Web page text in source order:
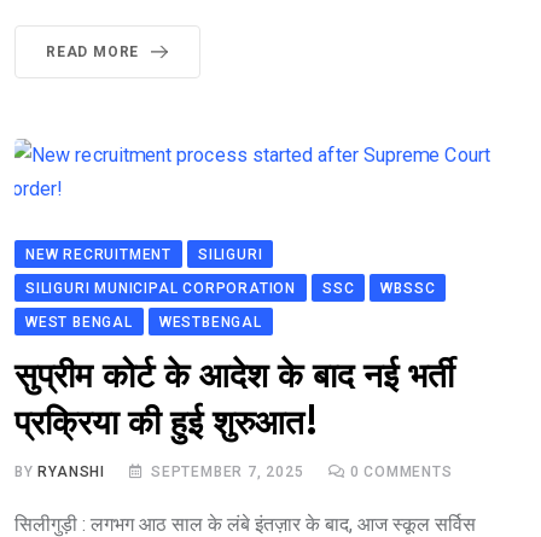
READ MORE
NEW RECRUITMENT
SILIGURI
SILIGURI MUNICIPAL CORPORATION
SSC
WBSSC
WEST BENGAL
WESTBENGAL
सुप्रीम कोर्ट के आदेश के बाद नई भर्ती
प्रक्रिया की हुई शुरुआत!
BYRYANSHI SEPTEMBER 7, 2025 0 COMMENTS
सिलीगुड़ी : लगभग आठ साल के लंबे इंतज़ार के बाद, आज स्कूल सर्विस